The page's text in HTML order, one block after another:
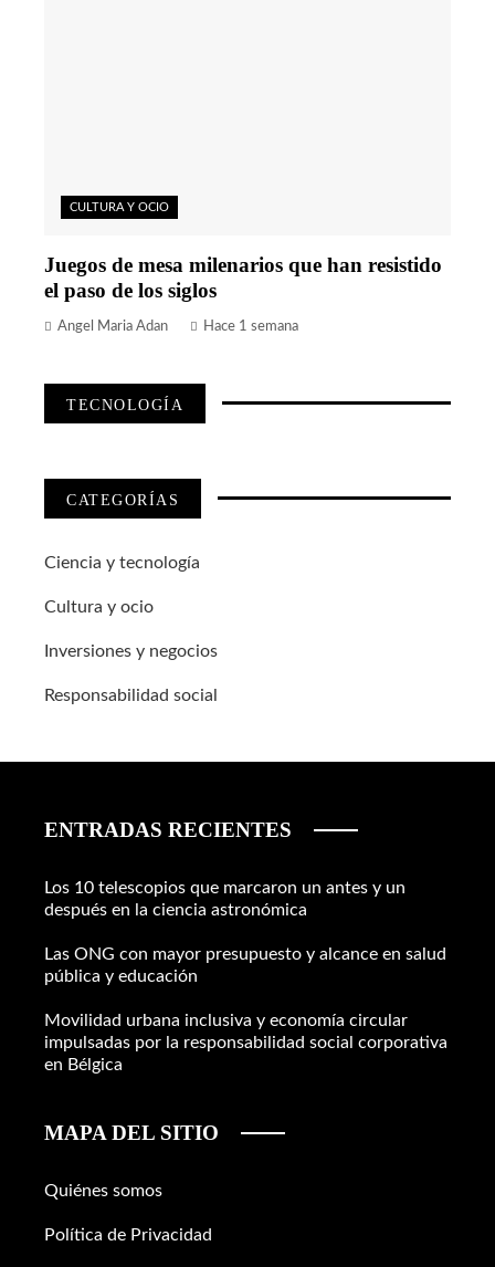
CULTURA Y OCIO
Juegos de mesa milenarios que han resistido
el paso de los siglos
Angel Maria Adan Hace 1 semana
TECNOLOGÍA
CATEGORÍAS
Ciencia y tecnología
Cultura y ocio
Inversiones y negocios
Responsabilidad social
ENTRADAS RECIENTES
Los 10 telescopios que marcaron un antes y un
después en la ciencia astronómica
Las ONG con mayor presupuesto y alcance en salud
pública y educación
Movilidad urbana inclusiva y economía circular
impulsadas por la responsabilidad social corporativa
en Bélgica
MAPA DEL SITIO
Quiénes somos
Política de Privacidad